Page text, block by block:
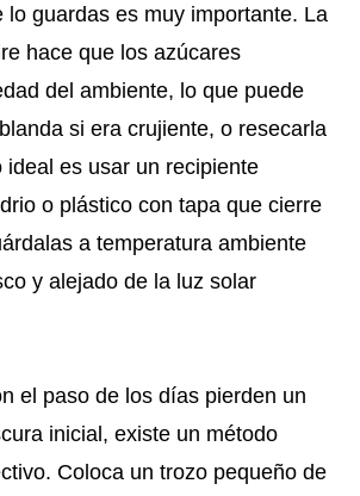
lo guardas es muy importante. La
hace que los azúcares
del ambiente, lo que puede
si era crujiente, o resecarla
ideal es usar un recipiente
o plástico con tapa que cierre
a temperatura ambiente
y alejado de la luz solar
el paso de los días pierden un
inicial, existe un método
Coloca un trozo pequeño de